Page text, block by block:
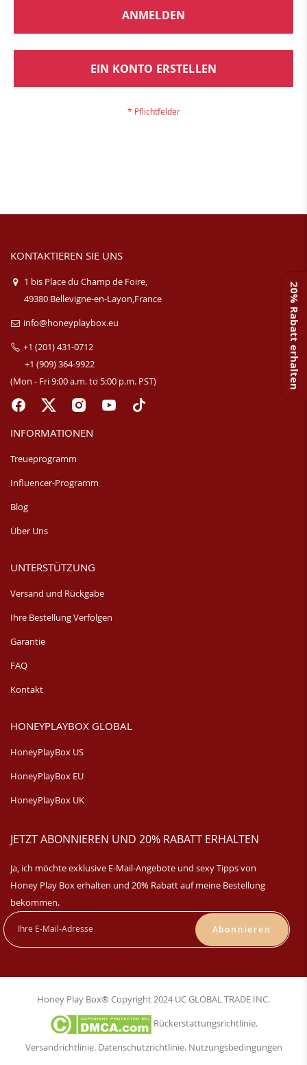
20% Rabatt erhalten
ANMELDEN
EIN KONTO ERSTELLEN
KONTAKTIEREN SIE UNS
1 bis Place du Champ de Foire,
49380 Bellevigne-en-Layon,France
info@honeyplaybox.eu
+1 (201) 431-0712
+1 (909) 364-9922
(Mon - Fri 9:00 a.m. to 5:00 p.m. PST)
INFORMATIONEN
Treueprogramm
Influencer-Programm
Blog
Über Uns
UNTERSTÜTZUNG
Versand und Rückgabe
Ihre Bestellung Verfolgen
Garantie
FAQ
Kontakt
HONEYPLAYBOX GLOBAL
HoneyPlayBox US
HoneyPlayBox EU
HoneyPlayBox UK
JETZT ABONNIEREN UND 20% RABATT ERHALTEN
Ja, ich möchte exklusive E-Mail-Angebote und sexy Tipps von
Honey Play Box erhalten und 20% Rabatt auf meine Bestellung
bekommen.
Abonnieren
Honey Play Box® Copyright 2024 UC GLOBAL TRADE INC.
Rückerstattungsrichtlinie.
Versandrichtlinie. Datenschutzrichtlinie. Nutzungsbedingungen